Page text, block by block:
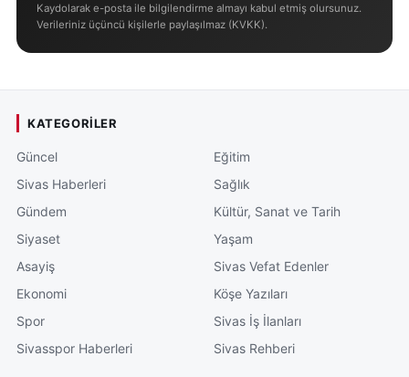
Kaydolarak e-posta ile bilgilendirme almayı kabul etmiş olursunuz.
Verileriniz üçüncü kişilerle paylaşılmaz (KVKK).
KATEGORILER
Güncel
Sivas Haberleri
Gündem
Siyaset
Asayiş
Ekonomi
Spor
Sivasspor Haberleri
Eğitim
Sağlık
Kültür, Sanat ve Tarih
Yaşam
Sivas Vefat Edenler
Köşe Yazıları
Sivas İş İlanları
Sivas Rehberi